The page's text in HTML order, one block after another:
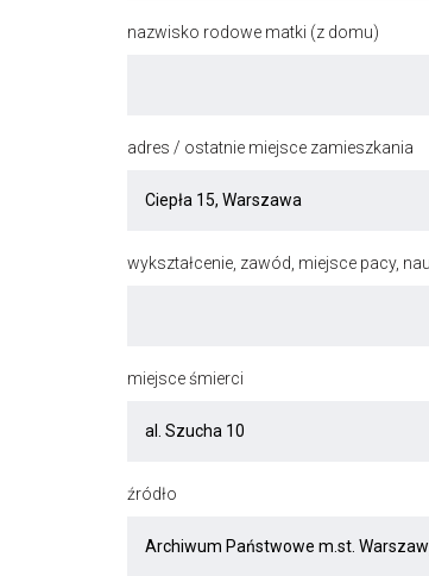
nazwisko rodowe matki (z domu)
adres / ostatnie miejsce zamieszkania
wykształcenie, zawód, miejsce pacy,
miejsce śmierci
źródło